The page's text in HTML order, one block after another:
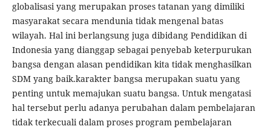
globalisasi yang merupakan proses tatanan yang dimiliki
masyarakat secara mendunia tidak mengenal batas
wilayah. Hal ini berlangsung juga dibidang Pendidikan di
Indonesia yang dianggap sebagai penyebab keterpurukan
bangsa dengan alasan pendidikan kita tidak menghasilkan
SDM yang baik.karakter bangsa merupakan suatu yang
penting untuk memajukan suatu bangsa. Untuk mengatasi
hal tersebut perlu adanya perubahan dalam pembelajaran
tidak terkecuali dalam proses program pembelajaran